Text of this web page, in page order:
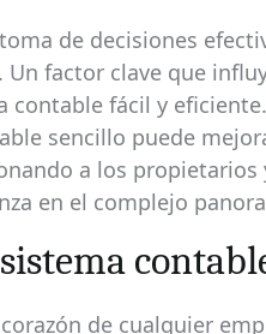
de decisiones
factor clave que
fácil y
sencillo puede
a los
en el complejo
de cualquier